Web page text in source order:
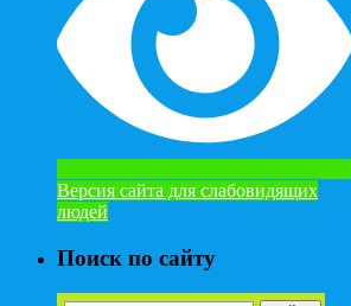
Версия сайта для слабовидящих
людей
Поиск по сайту